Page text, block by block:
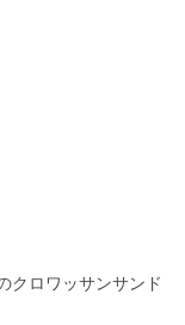
クロワッサンサンド